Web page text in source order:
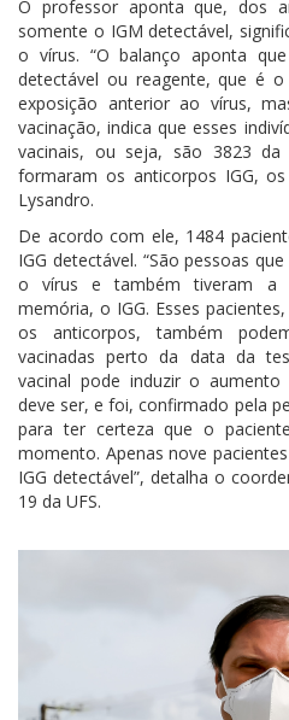
O professor aponta que, dos
somente o IGM detectável,
o vírus. “O balanço aponta
detectável ou reagente, que é
exposição anterior ao vírus,
vacinação, indica que esses
vacinais, ou seja, são 3823 da
formaram os anticorpos IGG,
Lysandro.
De acordo com ele, 1484
IGG detectável. “São pessoas
o vírus e também tiveram a
memória, o IGG. Esses
os anticorpos, também
vacinadas perto da data da
vacinal pode induzir o
deve ser, e foi, confirmado pela
para ter certeza que o
momento. Apenas nove
IGG detectável”, detalha o
19 da UFS.